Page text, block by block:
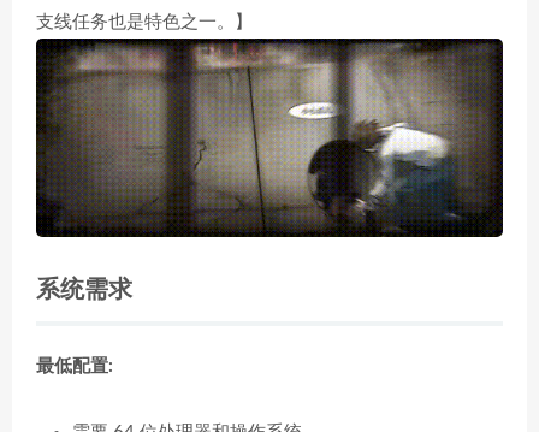
支线任务也是特色之一。】
系统需求
最低配置: